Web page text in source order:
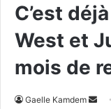
C’est
West et
mois de
Gaelle Kamdem